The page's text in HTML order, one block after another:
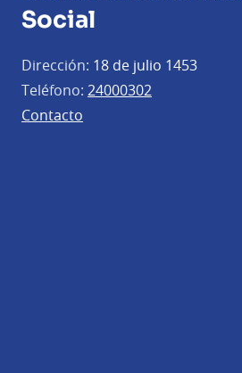
Social
Dirección: 18 de julio 1453
Teléfono: 24000302
Contacto